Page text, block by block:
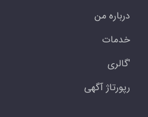
درباره من
خدمات
'گالری
رپورتاژ آگهی